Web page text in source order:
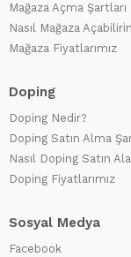
Mağaza Açma Şartları
Nasıl Mağaza
Mağaza Fiyatlarımız
Doping
Doping Nedir?
Doping Satın Alma
Nasıl Doping Satın
Doping Fiyatlarımız
Sosyal Medya
Facebook